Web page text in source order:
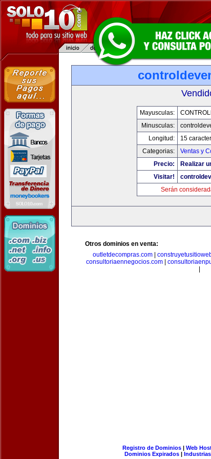
Mayusculas:
Minusculas:
Longitud:
15
Categorias:
Ventas y
Precio:
Realizar
Visitar!
Serán
Otros dominios en venta:
outletdecompras.com
consultoriaennegocios.com|
Registro de Dominios| Web
Dominios Expirados | Industrias